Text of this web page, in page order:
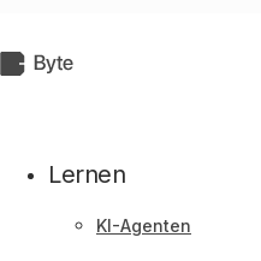
Byte.de
Lernen
KI-Agenten